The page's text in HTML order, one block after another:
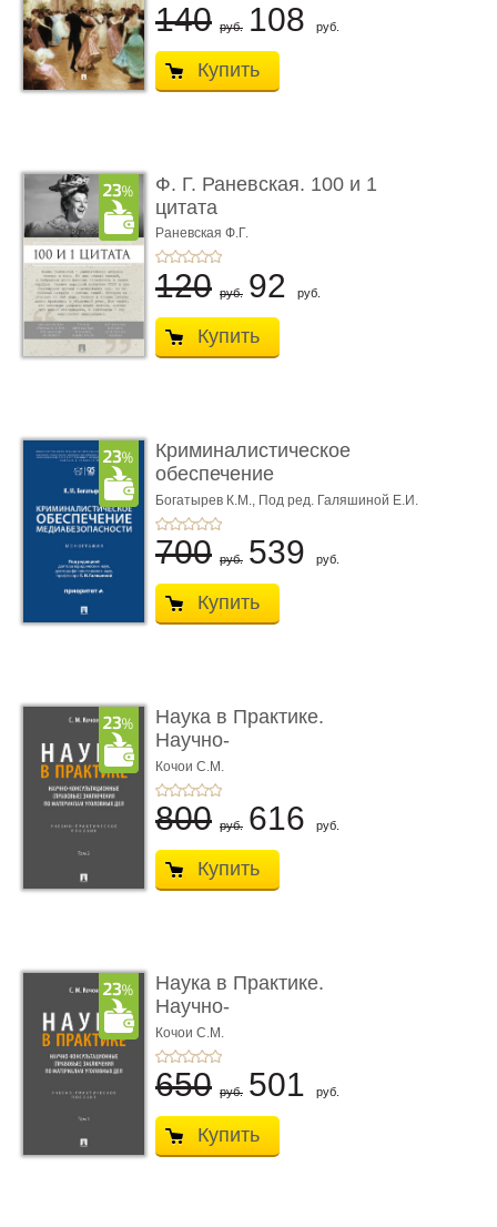
140 руб. 108 руб.
Купить
Ф. Г. Раневская. 100 и 1
цитата
Раневская Ф.Г.
120 руб. 92 руб.
Купить
Криминалистическое
обеспечение
медиабезопас� ...
Богатырев К.М., Под ред. Галяшиной Е.И.
700 руб. 539 руб.
Купить
Наука в Практике.
Научно-
консультационные (пра
...
Кочои С.М.
800 руб. 616 руб.
Купить
Наука в Практике.
Научно-
консультационные (пра
...
Кочои С.М.
650 руб. 501 руб.
Купить